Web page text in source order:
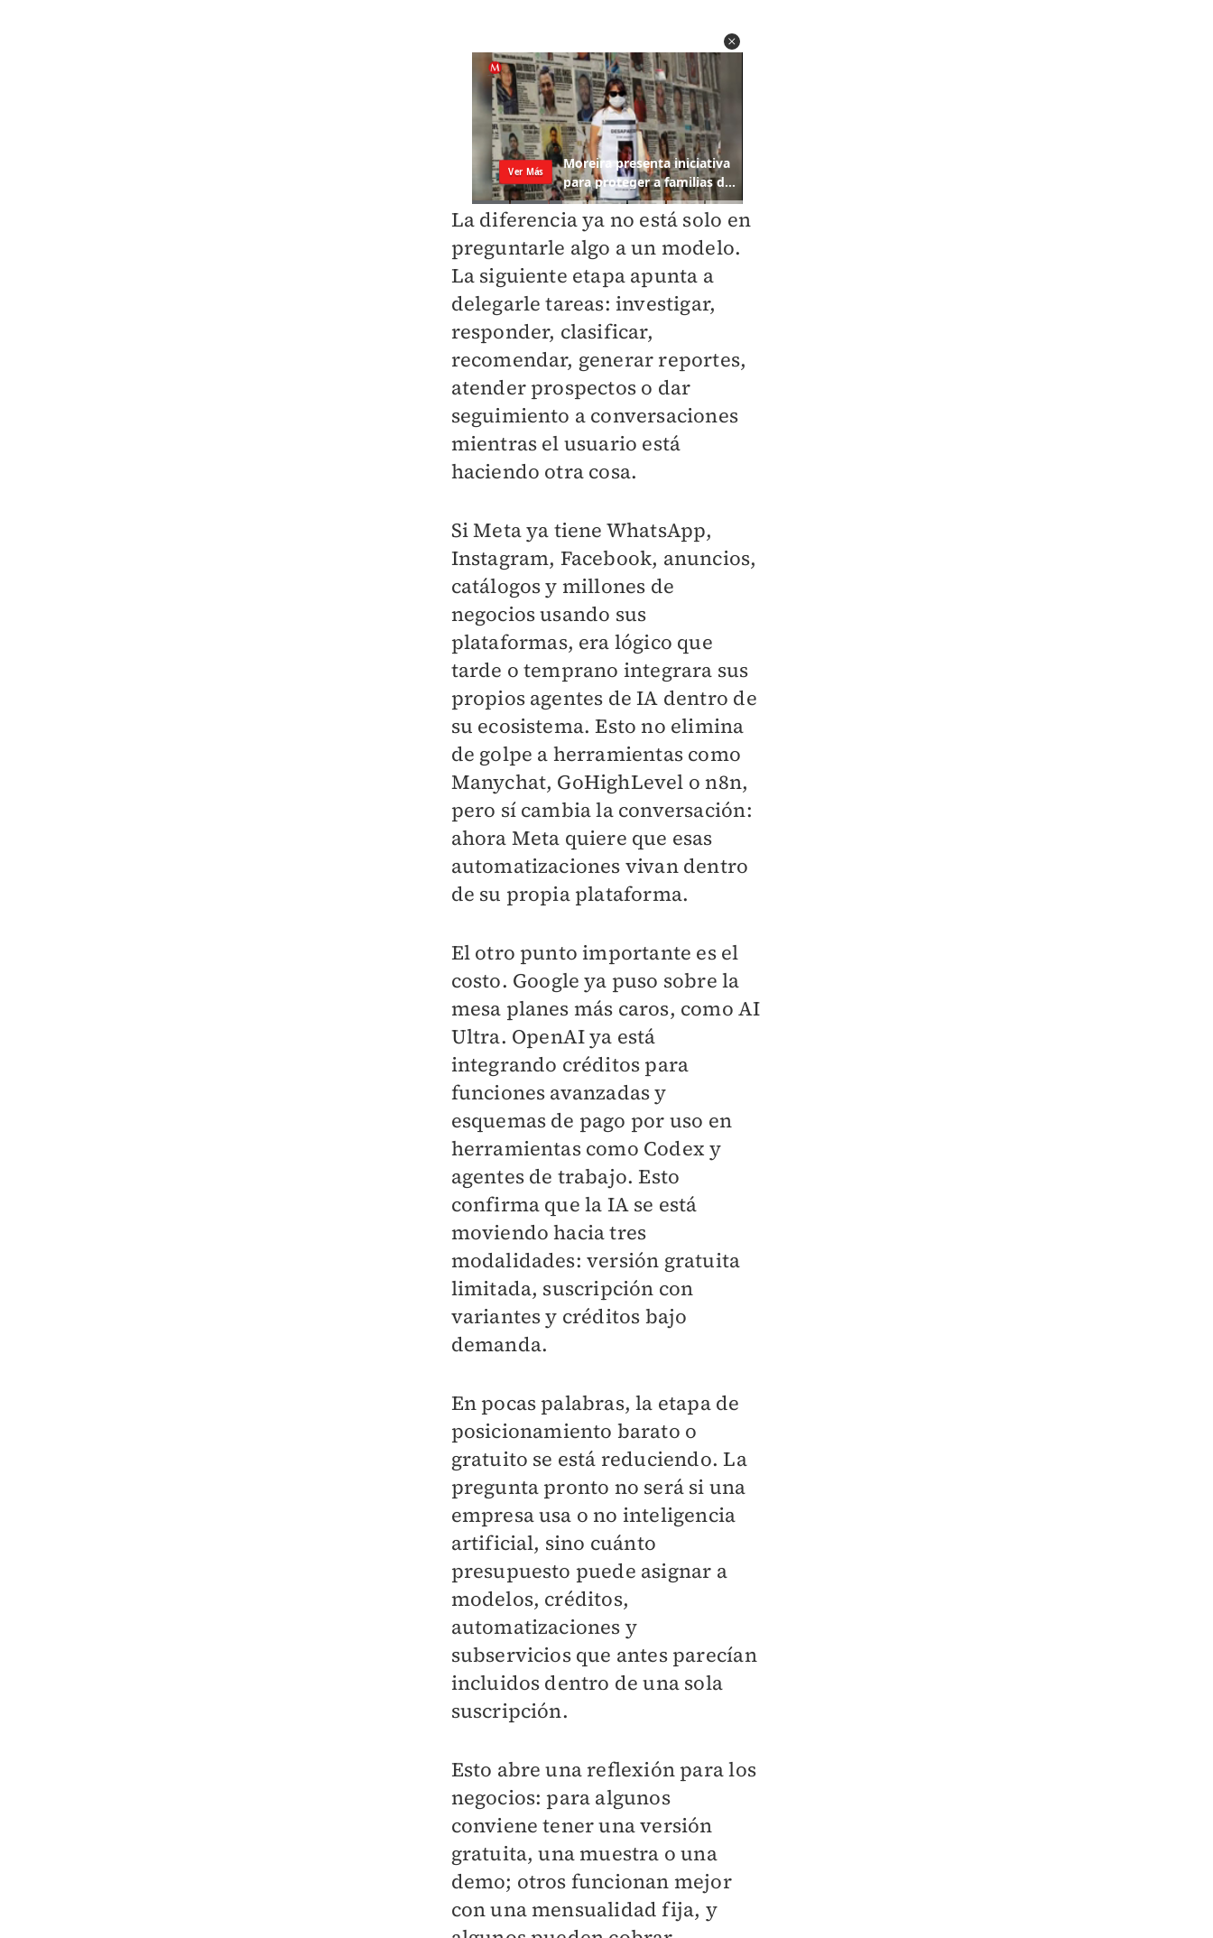
La diferencia ya no está solo en
preguntarle algo a un modelo.
La siguiente etapa apunta a
delegarle tareas: investigar,
responder, clasificar,
recomendar, generar reportes,
atender prospectos o dar
seguimiento a conversaciones
mientras el usuario está
haciendo otra cosa.
Si Meta ya tiene WhatsApp,
Instagram, Facebook, anuncios,
catálogos y millones de
negocios usando sus
plataformas, era lógico que
tarde o temprano integrara sus
propios agentes de IA dentro de
su ecosistema. Esto no elimina
de golpe a herramientas como
Manychat, GoHighLevel o n8n,
pero sí cambia la conversación:
ahora Meta quiere que esas
automatizaciones vivan dentro
de su propia plataforma.
El otro punto importante es el
costo. Google ya puso sobre la
mesa planes más caros, como AI
Ultra. OpenAI ya está
integrando créditos para
funciones avanzadas y
esquemas de pago por uso en
herramientas como Codex y
agentes de trabajo. Esto
confirma que la IA se está
moviendo hacia tres
modalidades: versión gratuita
limitada, suscripción con
variantes y créditos bajo
demanda.
En pocas palabras, la etapa de
posicionamiento barato o
gratuito se está reduciendo. La
pregunta pronto no será si una
empresa usa o no inteligencia
artificial, sino cuánto
presupuesto puede asignar a
modelos, créditos,
automatizaciones y
subservicios que antes parecían
incluidos dentro de una sola
suscripción.
Esto abre una reflexión para los
negocios: para algunos
conviene tener una versión
gratuita, una muestra o una
demo; otros funcionan mejor
con una mensualidad fija, y